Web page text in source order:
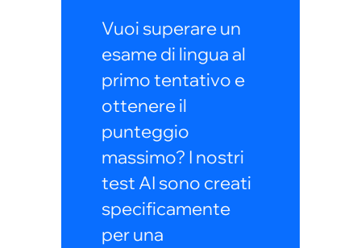
Vuoi superare un
esame di lingua al
primo tentativo e
ottenere il
punteggio
massimo? I nostri
test AI sono creati
specificamente
per una